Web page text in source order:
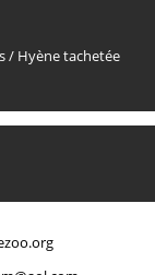
/ Hyène tachetée